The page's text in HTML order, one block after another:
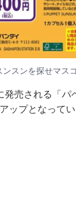
スンを探せマス
発売される「
ップとなってい